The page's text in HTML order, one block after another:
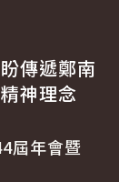
傳遞鄭南
神理念
屆年會暨